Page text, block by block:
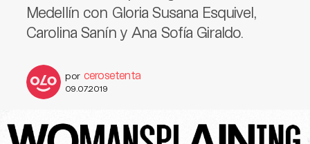
Medellín con Gloria Susana Esquivel,
Carolina Sanín y Ana Sofía Giraldo.
por cerosetenta
09.07.2019